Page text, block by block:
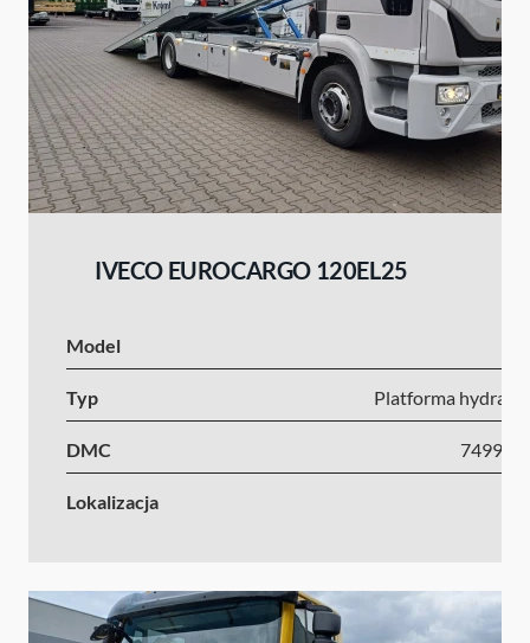
IVECO EUROCARGO 120EL25
Model
Typ Platforma
DMC 7499-
Lokalizacja